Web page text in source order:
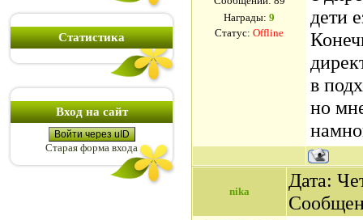
Статистика
Вход на сайт
Войти через uID
Старая форма входа
Награды: 9
Статус: Offline
дети
в
но
nika
Дата: